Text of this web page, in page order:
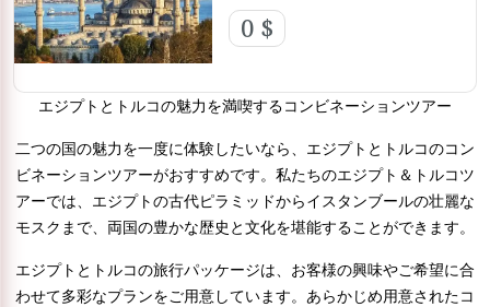
0 $
エジプトとトルコの魅力を満喫するコンビネーションツアー
二つの国の魅力を一度に体験したいなら、エジプトとトルコのコン
ビネーションツアーがおすすめです。私たちのエジプト＆トルコツ
アーでは、エジプトの古代ピラミッドからイスタンブールの壮麗な
モスクまで、両国の豊かな歴史と文化を堪能することができます。
エジプトとトルコの旅行パッケージは、お客様の興味やご希望に合
わせて多彩なプランをご用意しています。あらかじめ用意されたコ